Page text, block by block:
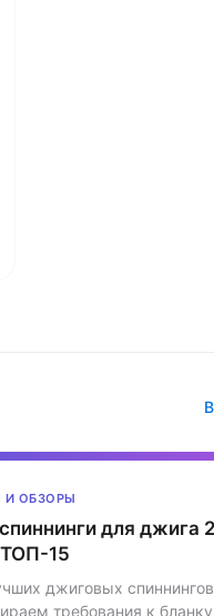
И ОБЗОРЫ
для джига
ТОП-15
джиговых
требования к